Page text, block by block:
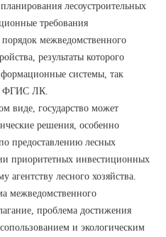
лесоустроительных
требования
межведомственного
результаты которого
системы, так
ФГИС ЛК.
виде, государство может
решения, особенно
предоставлению лесных
приоритетных инвестиционных
агентству лесного хозяйства.
межведомственного
проблема достижения
и экологическим